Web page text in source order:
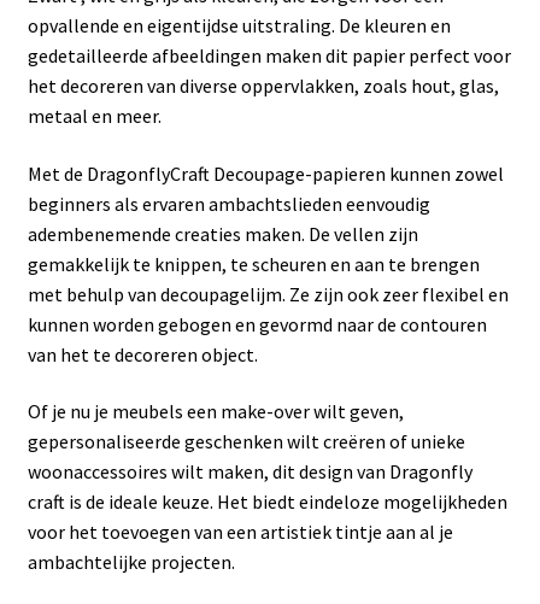
opvallende en eigentijdse uitstraling. De kleuren en
gedetailleerde afbeeldingen maken dit papier perfect voor
het decoreren van diverse oppervlakken, zoals hout, glas,
metaal en meer.
Met de DragonflyCraft Decoupage-papieren kunnen zowel
beginners als ervaren ambachtslieden eenvoudig
adembenemende creaties maken. De vellen zijn
gemakkelijk te knippen, te scheuren en aan te brengen
met behulp van decoupagelijm. Ze zijn ook zeer flexibel en
kunnen worden gebogen en gevormd naar de contouren
van het te decoreren object.
Of je nu je meubels een make-over wilt geven,
gepersonaliseerde geschenken wilt creëren of unieke
woonaccessoires wilt maken, dit design van Dragonfly
craft is de ideale keuze. Het biedt eindeloze mogelijkheden
voor het toevoegen van een artistiek tintje aan al je
ambachtelijke projecten.